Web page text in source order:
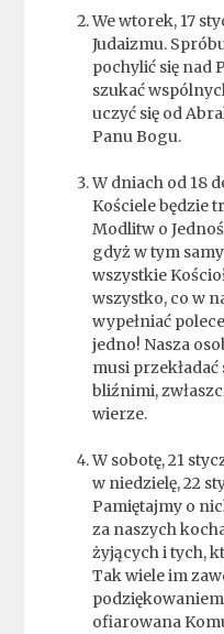
We wtorek, 17
Judaizmu.
pochylić się nad
szukać
uczyć się od
Panu Bogu.
W dniach od 18
Kościele będzie
Modlitw o
gdyż w tym
wszystkie
wszystko, co w
wypełniać
jedno! Nasza
musi przekładać
bliźnimi,
wierze.
W sobotę, 21
w niedzielę, 22
Pamiętajmy o
za naszych
żyjących i tych,
Tak wiele im
ofiarowana